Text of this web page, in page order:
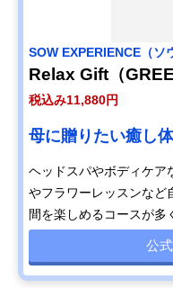
SOW EXPERIENCE（ソ
Relax Gift（
税込み11,880円
母に贈りたい癒し
ヘッドスパやボディケア
やフラワーレッスンなど
間を楽しめるコースが多
公